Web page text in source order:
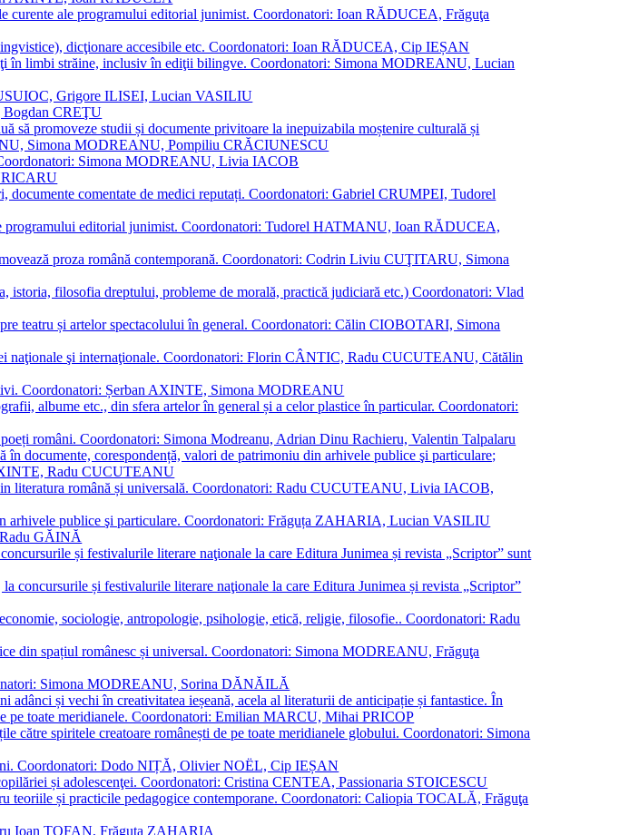
curente ale programului editorial junimist. Coordonatori: Ioan RĂDUCEA, Frăguţa
dicţionare accesibile etc. Coordonatori: Ioan RĂDUCEA, Cip IEȘAN
în limbi străine, inclusiv în ediţii bilingve. Coordonatori: Simona MODREANU, Lucian
Grigore ILISEI, Lucian VASILIU
Bogdan CREŢU
să promoveze studii și documente privitoare la inepuizabila moștenire culturală și
Simona MODREANU, Pompiliu CRĂCIUNESCU
Simona MODREANU, Livia IACOB
documente comentate de medici reputați. Coordonatori: Gabriel CRUMPEI, Tudorel
programului editorial junimist. Coordonatori: Tudorel HATMANU, Ioan RĂDUCEA,
proza română contemporană. Coordonatori: Codrin Liviu CUŢITARU, Simona
istoria, filosofia dreptului, probleme de morală, practică judiciară etc.) Coordonatori: Vlad
teatru și artelor spectacolului în general. Coordonatori: Călin CIOBOTARI, Simona
naţionale şi internaţionale. Coordonatori: Florin CÂNTIC, Radu CUCUTEANU, Cătălin
Coordonatori: Șerban AXINTE, Simona MODREANU
albume etc., din sfera artelor în general și a celor plastice în particular. Coordonatori:
români. Coordonatori: Simona Modreanu, Adrian Dinu Rachieru, Valentin Talpalaru
documente, corespondență, valori de patrimoniu din arhivele publice şi particulare;
Radu CUCUTEANU
literatura română și universală. Coordonatori: Radu CUCUTEANU, Livia IACOB,
arhivele publice şi particulare. Coordonatori: Frăguța ZAHARIA, Lucian VASILIU
GĂINĂ
și festivalurile literare naţionale la care Editura Junimea și revista „Scriptor” sunt
concursurile și festivalurile literare naţionale la care Editura Junimea și revista „Scriptor”
sociologie, antropologie, psihologie, etică, religie, filosofie.. Coordonatori: Radu
din spațiul românesc și universal. Coordonatori: Simona MODREANU, Frăguţa
Simona MODREANU, Sorina DĂNĂILĂ
și vechi în creativitatea ieșeană, acela al literaturii de anticipație și fantastice. În
pe toate meridianele. Coordonatori: Emilian MARCU, Mihai PRICOP
către spiritele creatoare românești de pe toate meridianele globului. Coordonatori: Simona
Coordonatori: Dodo NIȚĂ, Olivier NOËL, Cip IEȘAN
și adolescenţei. Coordonatori: Cristina CENTEA, Passionaria STOICESCU
teoriile și practicile pedagogice contemporane. Coordonatori: Caliopia TOCALĂ, Frăguţa
Ioan TOFAN, Frăguţa ZAHARIA